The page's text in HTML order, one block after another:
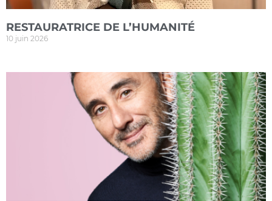
RESTAURATRICE DE L’HUMANITÉ
10 juin 2026